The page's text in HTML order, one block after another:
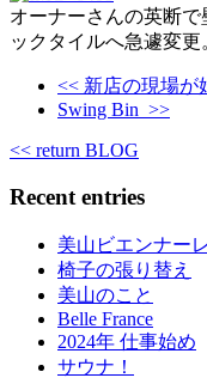
オーナーさんの英断
ックタイルへ急遽変更
<< 新店の現場が
Swing Bin >>
<< return BLOG
Recent entries
美山ビエンナー
椅子の張り替え
美山のこと
Belle France
2024年 仕事始め
サウナ！